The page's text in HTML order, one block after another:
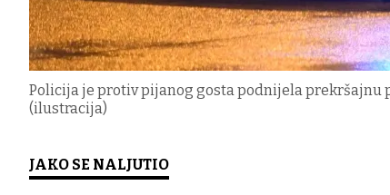
Policija je protiv pijanog gosta podnijela prekršajnu
(ilustracija)
JAKO SE NALJUTIO